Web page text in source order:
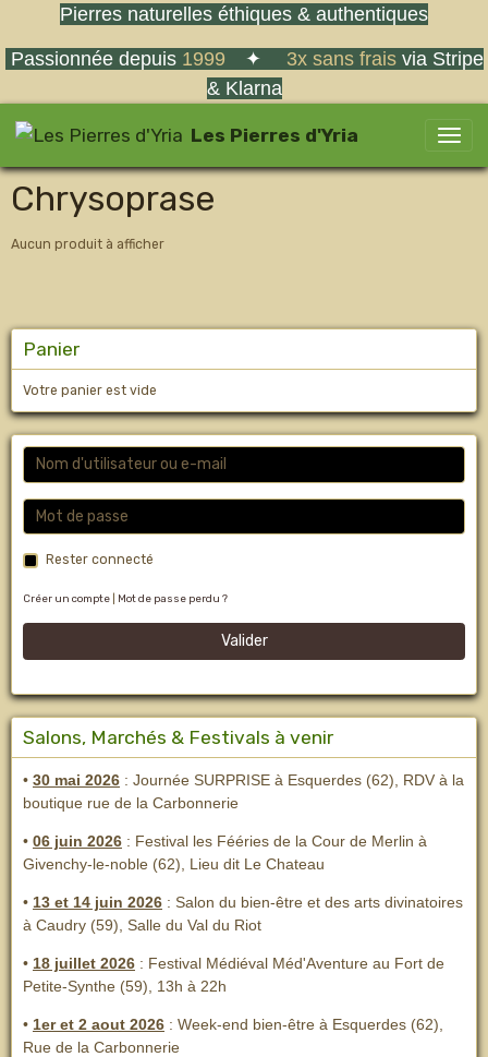
Pierres naturelles éthiques & authentiques
Passionnée depuis 1999 ✦ 3x sans fraisvia Stripe
& Klarna
Les Pierres d'Yria
Chrysoprase
Aucun produit à afficher
Panier
Votre panier est vide
Rester connecté
Créer un compte Mot de passe perdu ?
Valider
Salons, Marchés & Festivals à venir
• 30 mai 2026 : Journée SURPRISE à Esquerdes (62), RDV à la
boutique rue de la Carbonnerie
• 06 juin 2026 : Festival les Fééries de la Cour de Merlin à
Givenchy-le-noble (62), Lieu dit Le Chateau
• 13 et 14 juin 2026 : Salon du bien-être et des arts divinatoires
à Caudry (59), Salle du Val du Riot
• 18 juillet 2026 : Festival Médiéval Méd'Aventure au Fort de
Petite-Synthe (59), 13h à 22h
• 1er et 2 aout 2026 : Week-end bien-être à Esquerdes (62),
Rue de la Carbonnerie